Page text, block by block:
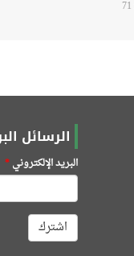
الرسائل
البريد الإلكتروني*
اشترك